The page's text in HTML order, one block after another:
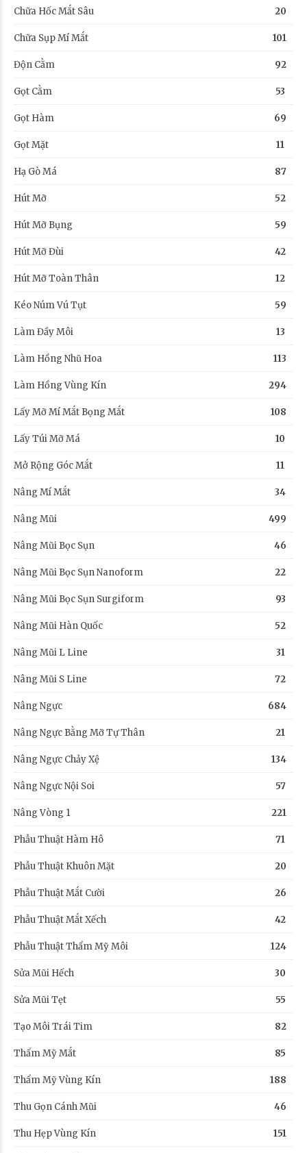
Chữa Hốc Mắt Sâu 20
Chữa Sụp Mí Mắt 101
Độn Cằm 92
Gọt Cằm 53
Gọt Hàm 69
Gọt Mặt 11
Hạ Gò Má 87
Hút Mỡ 52
Hút Mỡ Bụng 59
Hút Mỡ Đùi 42
Hút Mỡ Toàn Thân 12
Kéo Núm Vú Tụt 59
Làm Đầy Môi 13
Làm Hồng Nhũ Hoa 113
Làm Hồng Vùng Kín 294
Lấy Mỡ Mí Mắt Bọng Mắt 108
Lấy Túi Mỡ Má 10
Mở Rộng Góc Mắt 11
Nâng Mí Mắt 34
Nâng Mũi 499
Nâng Mũi Bọc Sụn 46
Nâng Mũi Bọc Sụn Nanoform 22
Nâng Mũi Bọc Sụn Surgiform 93
Nâng Mũi Hàn Quốc 52
Nâng Mũi L Line 31
Nâng Mũi S Line 72
Nâng Ngực 684
Nâng Ngực Bằng Mỡ Tự Thân 21
Nâng Ngực Chảy Xệ 134
Nâng Ngực Nội Soi 57
Nâng Vòng 1 221
Phẫu Thuật Hàm Hô 71
Phẫu Thuật Khuôn Mặt 20
Phẫu Thuật Mắt Cười 26
Phẫu Thuật Mắt Xếch 42
Phẫu Thuật Thẩm Mỹ Môi 124
Sửa Mũi Hếch 30
Sửa Mũi Tẹt 55
Tạo Môi Trái Tim 82
Thẩm Mỹ Mắt 85
Thẩm Mỹ Vùng Kín 188
Thu Gọn Cánh Mũi 46
Thu Hẹp Vùng Kín 151